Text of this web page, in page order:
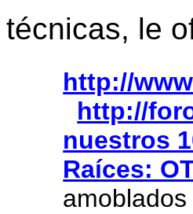
técnicas, le
http://
http://
nuestros
Raíces: